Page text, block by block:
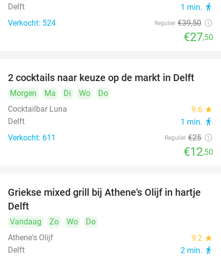
Delft 1 min. directions_walk
Verkocht: 524 Regulier €39,50
€27,50
50%
2 cocktails naar keuze op de markt in Delft
Morgen Ma Di Wo
Do
Cocktailbar Luna
9.6 star
Delft 1 min. directions_walk
Verkocht: 611 Regulier €25
€12,50
26%
Griekse mixed grill bij Athene's Olijf in hartje
Delft
Vandaag Zo Wo
Do
Athene's Olijf
9.2 star
Delft 2 min. directions_walk